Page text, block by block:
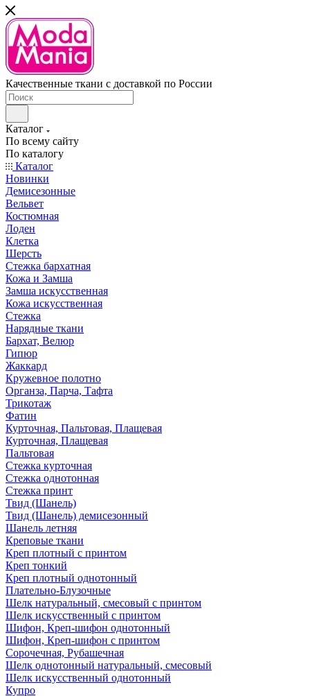
Качественные ткани с доставкой по России
Каталог
По всему сайту
По каталогу
Каталог
Новинки
Демисезонные
Вельвет
Костюмная
Лоден
Клетка
Шерсть
Стежка бархатная
Кожа и Замша
Замша искусственная
Кожа искусственная
Стежка
Нарядные ткани
Бархат, Велюр
Гипюр
Жаккард
Кружевное полотно
Органза, Парча, Тафта
Трикотаж
Фатин
Курточная, Пальтовая, Плащевая
Курточная, Плащевая
Пальтовая
Стежка курточная
Стежка однотонная
Стежка принт
Твид (Шанель)
Твид (Шанель) демисезонный
Шанель летняя
Креповые ткани
Креп плотный с принтом
Креп тонкий
Креп плотный однотонный
Плательно-Блузочные
Шелк натуральный, смесовый с принтом
Шелк искусственный с принтом
Шифон, Креп-шифон однотонный
Шифон, Креп-шифон с принтом
Сорочечная, Рубашечная
Шелк однотонный натуральный, смесовый
Шелк искусственный однотонный
Купро